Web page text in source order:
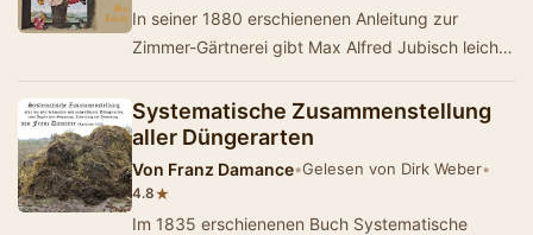
In seiner 1880 erschienenen Anleitung zur
Zimmer-Gärtnerei gibt Max Alfred Jubisch leicht
Systematische Zusammenstellung
aller Düngerarten
Von Franz Damance•Gelesen von Dirk Weber•
4.8★
Im 1835 erschienenen Buch Systematische